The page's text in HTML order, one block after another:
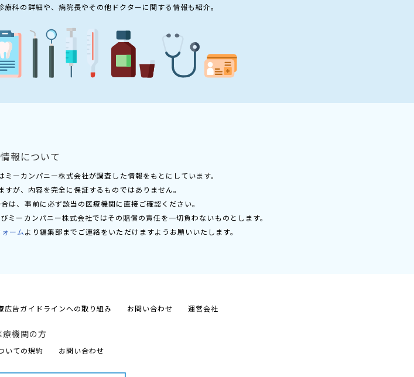
科の詳細や、病院長やその他ドクターに関する情報も紹介。
報について
ーカンパニー株式会社が調査した情報をもとにしています。
が、内容を完全に保証するものではありません。
は、事前に必ず該当の医療機関に直接ご確認ください。
ーカンパニー株式会社ではその賠償の責任を一切負わないものとします。
ームより編集部までご連絡をいただけますようお願いいたします。
広告ガイドラインへの取り組み お問い合わせ 運営会社
療機関の方
いての規約 お問い合わせ